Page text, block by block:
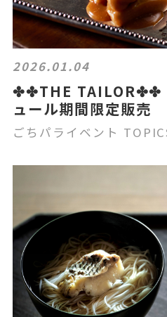
2026.01.04
✤✤THE TAILOR✤✤
ュール期間限定販売
ごちパライベント